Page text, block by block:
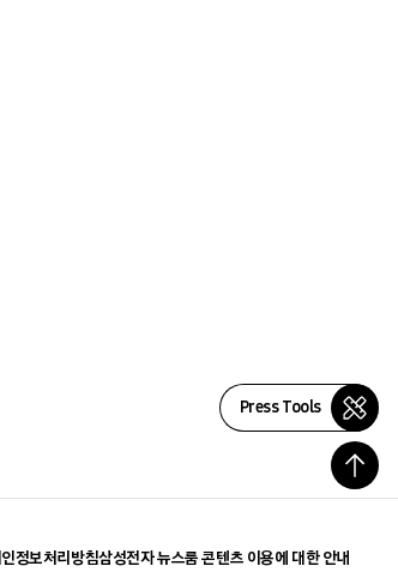
Press Tools
정보처리방침삼성전자 뉴스룸 콘텐츠 이용에 대한 안내